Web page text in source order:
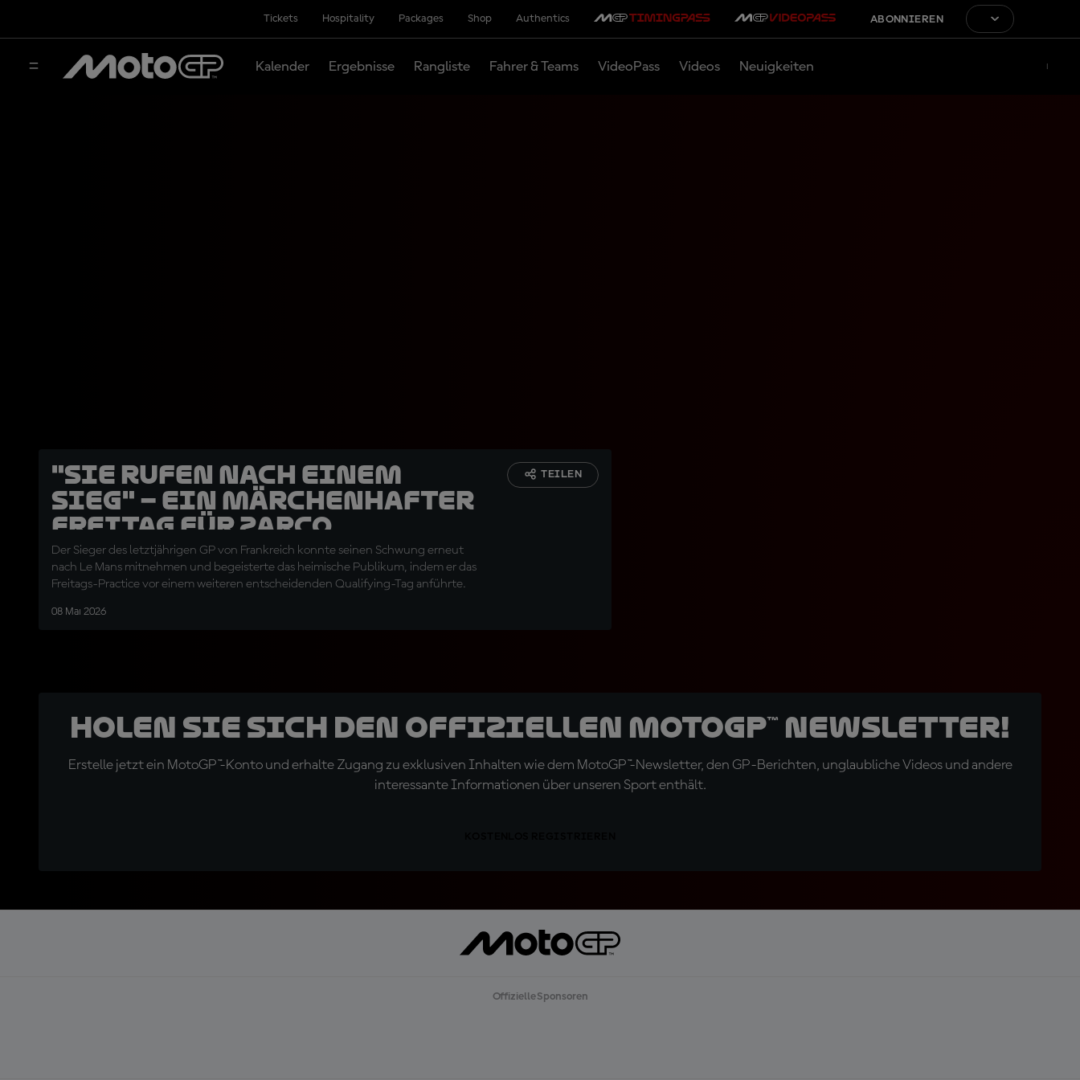
Tickets Hospitality Packages Shop Authentics ABONNIEREN
Kalender Ergebnisse Rangliste Fahrer & Teams VideoPass Videos Neuigkeiten
"Sie rufen nach einem
Sieg" – Ein märchenhafter
Freitag für Zarco
Der Sieger des letztjährigen GP von Frankreich konnte seinen Schwung erneut
nach Le Mans mitnehmen und begeisterte das heimische Publikum, indem er das
Freitags-Practice vor einem weiteren entscheidenden Qualifying-Tag anführte.
08 Mai 2026
TEILEN
Holen Sie sich den offiziellen MotoGP™ Newsletter!
Erstelle jetzt ein MotoGP™-Konto und erhalte Zugang zu exklusiven Inhalten wie dem MotoGP™-Newsletter, den GP-Berichten, unglaubliche Videos und andere
interessante Informationen über unseren Sport enthält.
Offizielle Sponsoren